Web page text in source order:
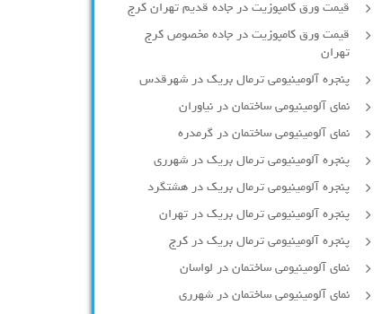
قیمت ورق کامپوزیت در جاده قدیم تهران کرج
قیمت ورق کامپوزیت در جاده مخصوص کرج
تهران
پنجره آلومینیومی ترمال بریک در شهرقدس
نمای آلومینیومی ساختمان در نیاوران
نمای آلومینیومی ساختمان در گرمدره
پنجره آلومینیومی ترمال بریک در شهرری
پنجره آلومینیومی ترمال بریک در هشتگرد
پنجره آلومینیومی ترمال بریک در تهران
پنجره آلومینیومی ترمال بریک در کرج
نمای آلومینیومی ساختمان در لواسان
نمای آلومینیومی ساختمان در شهرری